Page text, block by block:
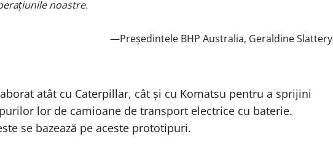
noastre.
—Președintele BHP Australia, Geraldine Slattery
atât cu Caterpillar, cât și cu Komatsu pentru a sprijini
lor de camioane de transport electrice cu baterie.
se bazează pe aceste prototipuri.